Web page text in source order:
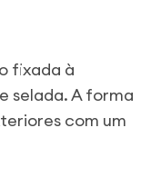
fixada à
selada. A forma
com um